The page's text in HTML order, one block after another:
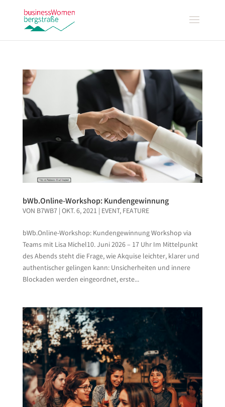
bWb.Online-Workshop: Kundengewinnung
VON B7WB7| OKT. 6, 2021 EVENT, FEATURE
bWb.Online-Workshop: Kundengewinnung Workshop via
Teams mit Lisa Michel10. Juni 2026 – 17 Uhr Im Mittelpunkt
des Abends steht die Frage, wie Akquise leichter, klarer und
authentischer gelingen kann: Unsicherheiten und innere
Blockaden werden eingeordnet, erste...